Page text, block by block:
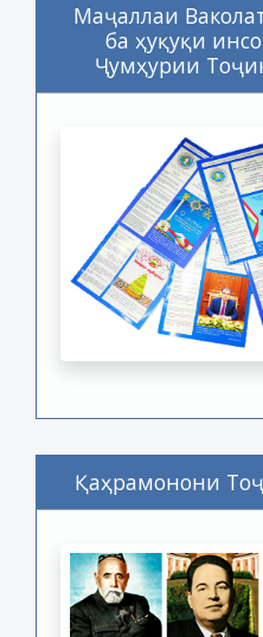
Маҷаллаи
ба ҳуқуқи
Ҷумҳурии
Қаҳрамонони